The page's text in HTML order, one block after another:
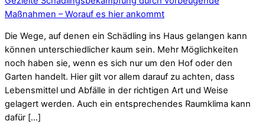
Maßnahmen – Worauf es hier ankommt
Die Wege, auf denen ein Schädling ins Haus gelangen kann
können unterschiedlicher kaum sein. Mehr Möglichkeiten
noch haben sie, wenn es sich nur um den Hof oder den
Garten handelt. Hier gilt vor allem darauf zu achten, dass
Lebensmittel und Abfälle in der richtigen Art und Weise
gelagert werden. Auch ein entsprechendes Raumklima kann
dafür […]